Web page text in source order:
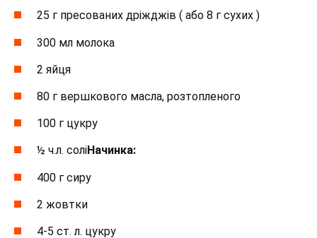
25 г пресованих дріжджів ( або 8 г сухих )
300 мл молока
2 яйця
80 г вершкового масла, розтопленого
100 г цукру
½ ч.л. соліНачинка:
400 г сиру
2 жовтки
4-5 ст. л. цукру